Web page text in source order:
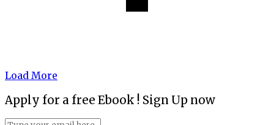
Load More
Apply for a free Ebook ! Sign Up now